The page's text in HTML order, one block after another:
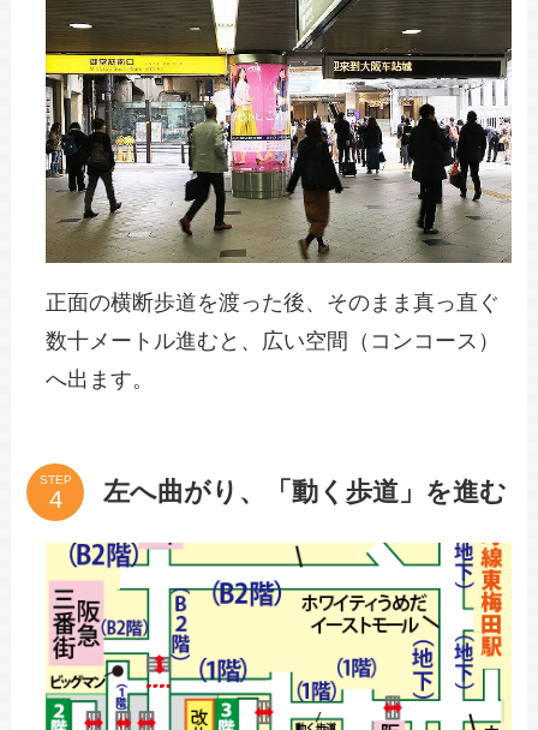
正面の横断歩道を渡った後、そのまま真っ直ぐ
数十メートル進むと、広い空間（コンコース）
へ出ます。
STEP 左へ曲がり、「動く歩道」を進む